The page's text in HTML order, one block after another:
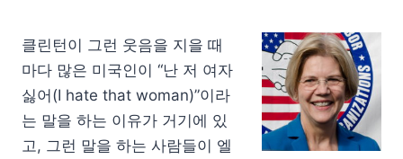
클린턴이 그런 웃음을 지을 때
마다 많은 미국인이 “난 저 여자
싫어(I hate that woman)”이라
는 말을 하는 이유가 거기에 있
고, 그런 말을 하는 사람들이 엘